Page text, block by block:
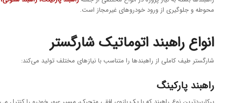
محوطه و جلوگیری از ورود خودروهای غیرمجاز است.
انواع راهبند اتوماتیک شارگستر
شارگستر طیف کاملی از راهبندها را متناسب با نیازهای مختلف تولید می‌کند:
راهبند پارکینگ